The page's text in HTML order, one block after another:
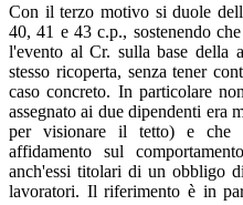
Con il terzo motivo si duole
40, 41 e 43 c.p., sostenendo
l'evento al Cr. sulla base della
stesso ricoperta, senza tener
caso concreto. In particolare
assegnato ai due dipendenti era
per visionare il tetto) e che
affidamento sul
anch'essi titolari di un obbligo
lavoratori. Il riferimento è in